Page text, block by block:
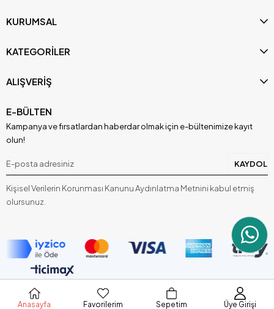
KURUMSAL
KATEGORİLER
ALIŞVERİŞ
E-BÜLTEN
Kampanya ve fırsatlardan haberdar olmak için e-bültenimize kayıt
olun!
KAYDOL
Kişisel Verilerin Korunması Kanunu Aydınlatma Metnini kabul etmiş
olursunuz.
Anasayfa Favorilerim Sepetim Üye Girişi